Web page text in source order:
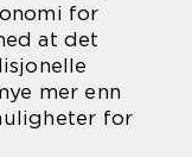
for
at det
mer enn
for